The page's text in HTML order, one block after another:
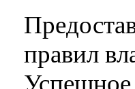
правил